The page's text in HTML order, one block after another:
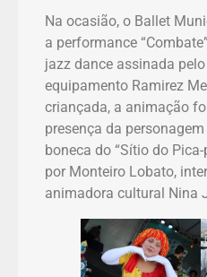
Na ocasião, o Ballet
a performance
jazz dance assinada
equipamento Ramirez
criançada, a animação
presença da
boneca do “Sítio do
por Monteiro Lobato,
animadora cultural Nina